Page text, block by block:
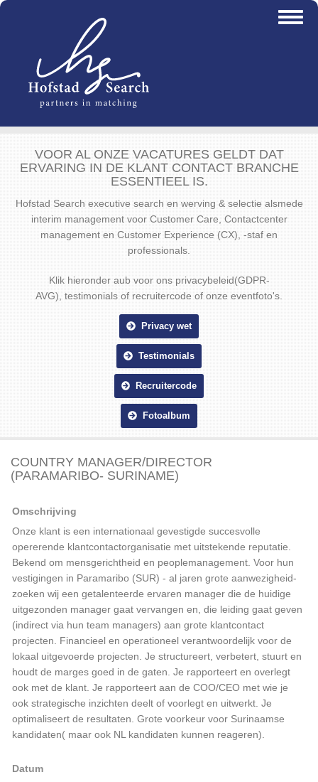
Overslaan
VOOR AL ONZE VACATURES GELDT DAT
ERVARING IN DE KLANT CONTACT BRANCHE
ESSENTIEEL IS.
Hofstad Search executive search en werving & selectie alsmede
interim management voor Customer Care, Contactcenter
management en Customer Experience (CX), -staf en
professionals.
Klik hieronder aub voor ons privacybeleid(GDPR-
AVG), testimonials of recruitercode of onze eventfoto's.
Privacy wet
Testimonials
Recruitercode
Fotoalbum
COUNTRY MANAGER/DIRECTOR
(PARAMARIBO- SURINAME)
Omschrijving
Onze klant is een internationaal gevestigde succesvolle
opererende klantcontactorganisatie met uitstekende reputatie.
Bekend om mensgerichtheid en peoplemanagement. Voor hun
vestigingen in Paramaribo (SUR) - al jaren grote aanwezigheid-
zoeken wij een getalenteerde ervaren manager die de huidige
uitgezonden manager gaat vervangen en, die leiding gaat geven
(indirect via hun team managers) aan grote klantcontact
projecten. Financieel en operationeel verantwoordelijk voor de
lokaal uitgevoerde projecten. Je structureert, verbetert, stuurt en
houdt de marges goed in de gaten. Je rapporteert en overlegt
ook met de klant. Je rapporteert aan de COO/CEO met wie je
ook strategische inzichten deelt of voorlegt en uitwerkt. Je
optimaliseert de resultaten. Grote voorkeur voor Surinaamse
kandidaten( maar ook NL kandidaten kunnen reageren).
Datum